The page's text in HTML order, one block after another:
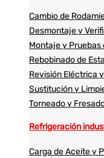
Cambio de
Desmontaje y
Montaje y Pruebas
Rebobinado de
Revisión Eléctrica
Sustitución y
Torneado y
Refrigeración
Carga de Aceite y